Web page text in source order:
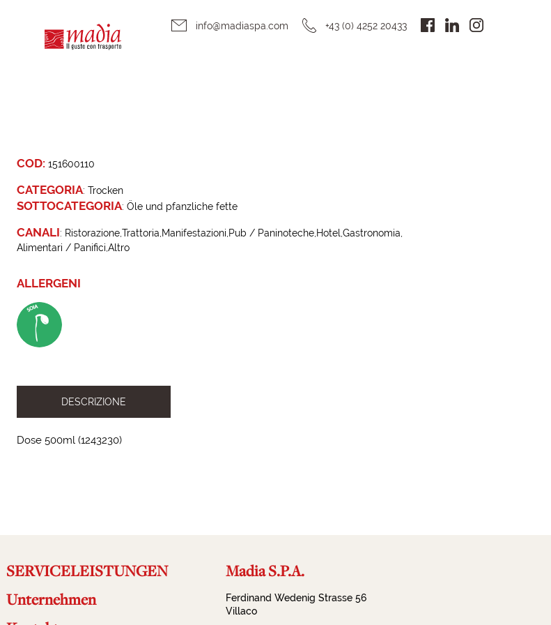
info@madiaspa.com +43 (0) 4252 20433
COD: 151600110
CATEGORIA: Trocken
SOTTOCATEGORIA: Öle und pfanzliche fette
CANALI: RistorazioneTrattoria Manifestazioni Pub / Paninoteche Hotel Gastronomia
Alimentari / Panifici Altro
ALLERGENI
DESCRIZIONE
Dose 500ml (1243230)
SERVICELEISTUNGEN
Unternehmen
Madia S.P.A.
Ferdinand Wedenig Strasse 56
Villaco